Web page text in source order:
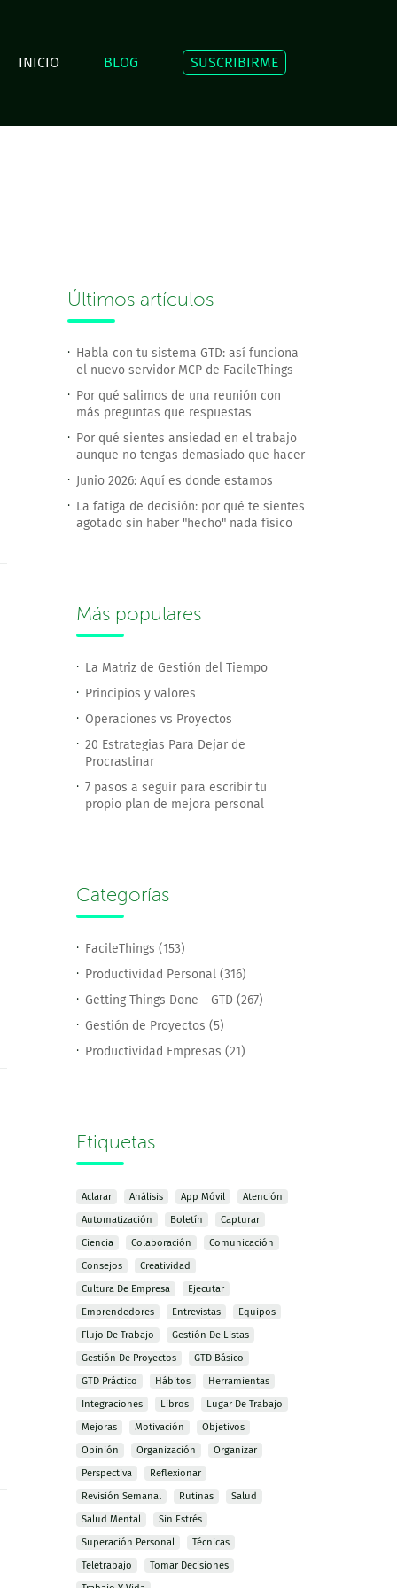
INICIO BLOG SUSCRIBIRME
Últimos artículos
Habla con tu sistema GTD: así funciona
el nuevo servidor MCP de FacileThings
Por qué salimos de una reunión con
más preguntas que respuestas
Por qué sientes ansiedad en el trabajo
aunque no tengas demasiado que hacer
Junio 2026: Aquí es donde estamos
La fatiga de decisión: por qué te sientes
agotado sin haber "hecho" nada físico
Más populares
La Matriz de Gestión del Tiempo
Principios y valores
Operaciones vs Proyectos
20 Estrategias Para Dejar de
Procrastinar
7 pasos a seguir para escribir tu
propio plan de mejora personal
Categorías
FacileThings (153)
Productividad Personal (316)
Getting Things Done - GTD (267)
Gestión de Proyectos (5)
Productividad Empresas (21)
Etiquetas
Aclarar Análisis App Móvil
Atención
Automatización
Boletín
Capturar
Ciencia
Colaboración
Comunicación
Consejos
Creatividad
Cultura De Empresa
Ejecutar
Emprendedores
Entrevistas
Equipos
Flujo De Trabajo
Gestión De Listas
Gestión De Proyectos
GTD Básico
GTD Práctico
Hábitos
Herramientas
Integraciones
Libros
Lugar De Trabajo
Mejoras
Motivación
Objetivos
Opinión
Organización
Organizar
Perspectiva
Reflexionar
Revisión Semanal
Rutinas
Salud
Salud Mental
Sin Estrés
Superación Personal
Técnicas
Teletrabajo
Tomar Decisiones